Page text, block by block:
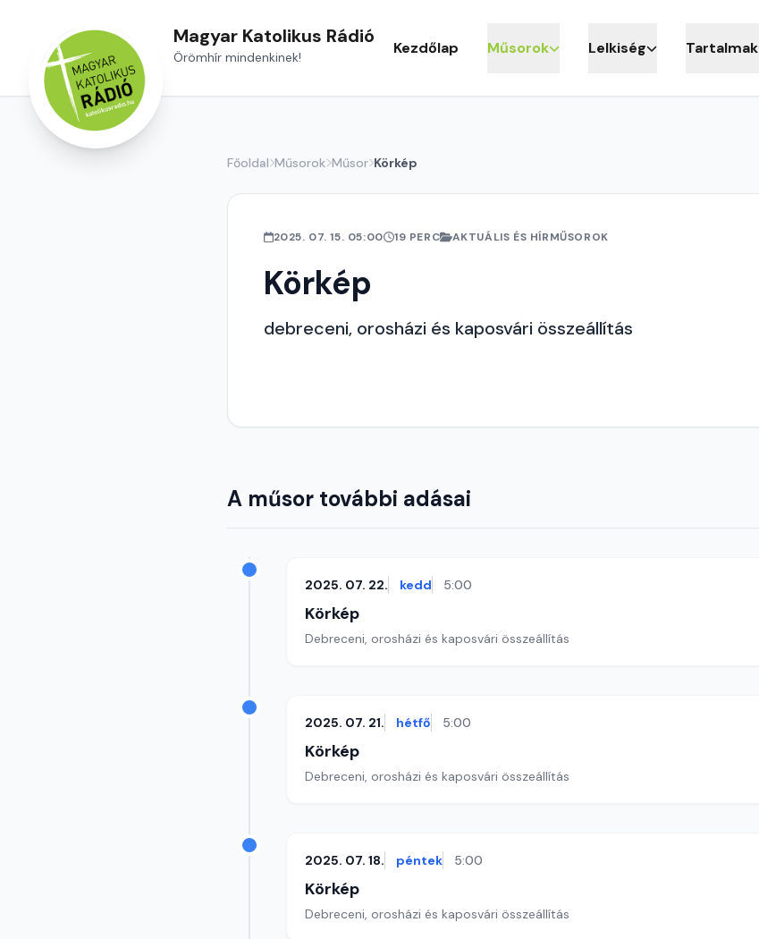
Magyar Katolikus Rádió
Örömhír mindenkinek! Kezdőlap Műsorok Lelkiség Tartalmak
Főoldal Műsorok Műsor Körkép
2025. 07. 15. 05:00 19 PERC AKTUÁLIS ÉS HÍRMŰSOROK
Körkép
debreceni, orosházi és kaposvári összeállítás
A műsor további adásai
2025. 07. 22. kedd 5:00
Körkép
Debreceni, orosházi és kaposvári összeállítás
2025. 07. 21. hétfő 5:00
Körkép
Debreceni, orosházi és kaposvári összeállítás
2025. 07. 18. péntek 5:00
Körkép
Debreceni, orosházi és kaposvári összeállítás